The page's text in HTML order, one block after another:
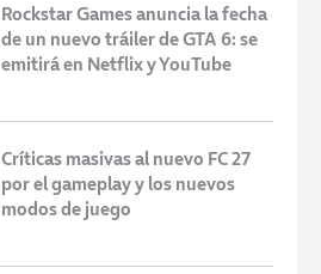
Rockstar Games anuncia la fecha
de un nuevo tráiler de GTA 6: se
emitirá en Netflix y YouTube
Críticas masivas al nuevo FC 27
por el gameplay y los nuevos
modos de juego